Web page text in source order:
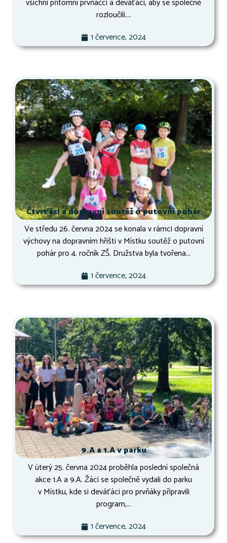
všichni přítomní prvňáčci a deváťáci, aby se společně
rozloučili....
1 července, 2024
Čtvrťáci a dopravní soutěž o putovní pohár
Ve středu 26. června 2024 se konala v rámci dopravní
výchovy na dopravním hřišti v Místku soutěž o putovní
pohár pro 4. ročník ZŠ. Družstva byla tvořena...
1 července, 2024
9.A a 1.A v parku
V úterý 25. června 2024 proběhla poslední společná
akce 1.A a 9.A. Žáci se společně vydali do parku
v Místku, kde si deváťáci pro prvňáky připravili
program,...
1 července, 2024